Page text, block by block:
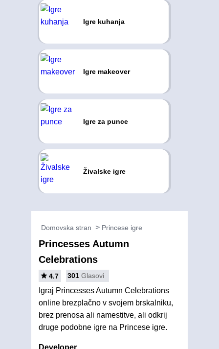
Igre kuhanja
Igre makeover
Igre za punce
Živalske igre
Domovska stran Princese igre
Princesses Autumn
Celebrations
4.7 301 Glasovi
Igraj Princesses Autumn Celebrations
online brezplačno v svojem brskalniku,
brez prenosa ali namestitve, ali odkrij
druge podobne igre na Princese igre.
Developer